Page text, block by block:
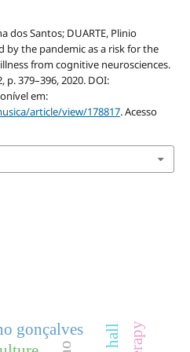
dos Santos; DUARTE, Plinio
by the pandemic as a risk for the
from cognitive neurosciences.
p. 379–396, 2020. DOI:
em:
article/view/178817. Acesso
gonçalves